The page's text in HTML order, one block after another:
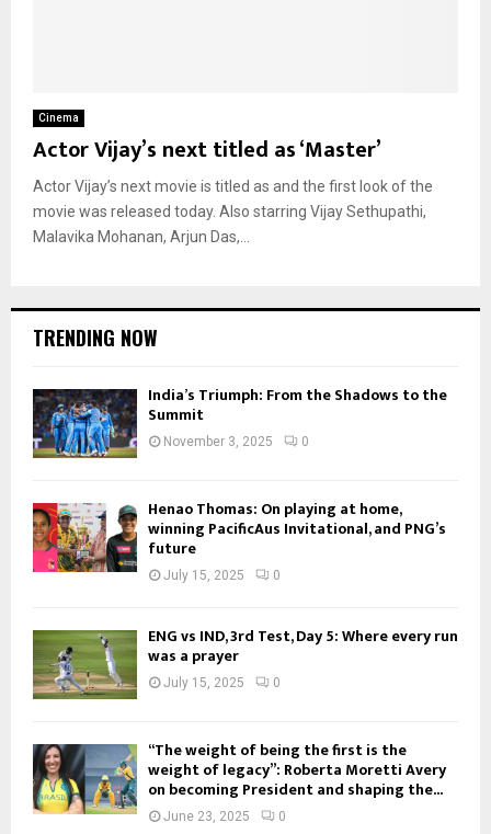
Cinema
Actor Vijay’s next titled as ‘Master’
Actor Vijay’s next movie is titled as and the first look of the
movie was released today. Also starring Vijay Sethupathi,
Malavika Mohanan, Arjun Das,...
TRENDING NOW
India’s Triumph: From the Shadows to the
Summit
November 3, 2025 0
Henao Thomas: On playing at home,
winning PacificAus Invitational, and PNG’s
future
July 15, 2025 0
ENG vs IND, 3rd Test, Day 5: Where every run
was a prayer
July 15, 2025 0
“The weight of being the first is the
weight of legacy”: Roberta Moretti Avery
on becoming President and shaping the...
June 23, 2025 0